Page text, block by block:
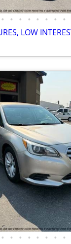
• • • • • • • •
LOW
• • • • • • • •